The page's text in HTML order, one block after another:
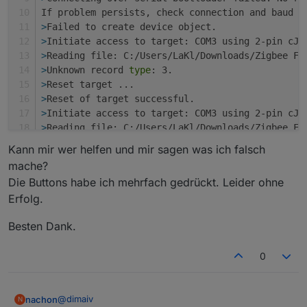
If problem persists, check connection and baud
>Failed to create device object.
>Initiate access to target: COM3 using 2-pin
>Reading file: C:/Users/LaKl/Downloads/Zigbee
>Unknown record type: 3.
>Reset target ...
>Reset of target successful.
>Initiate access to target: COM3 using 2-pin
>Reading file: C:/Users/LaKl/Downloads/Zigbee
>Reset target ...
>
>Initiate access to target: COM3 using 2-pin
>
> Unknown record
If problem persists, check connection and baud
Kann mir wer helfen und mir sagen was ich falsch
mache?
Die Buttons habe ich mehrfach gedrückt. Leider ohne
Erfolg.
Besten Dank.
0
N nachon@dimaiv